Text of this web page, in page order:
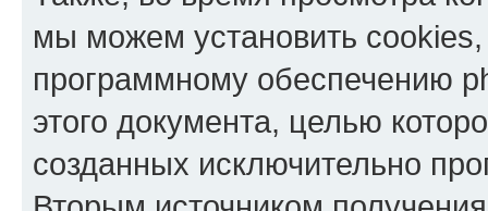
мы можем установить
программному обеспечению
этого документа, целью
созданных исключительно